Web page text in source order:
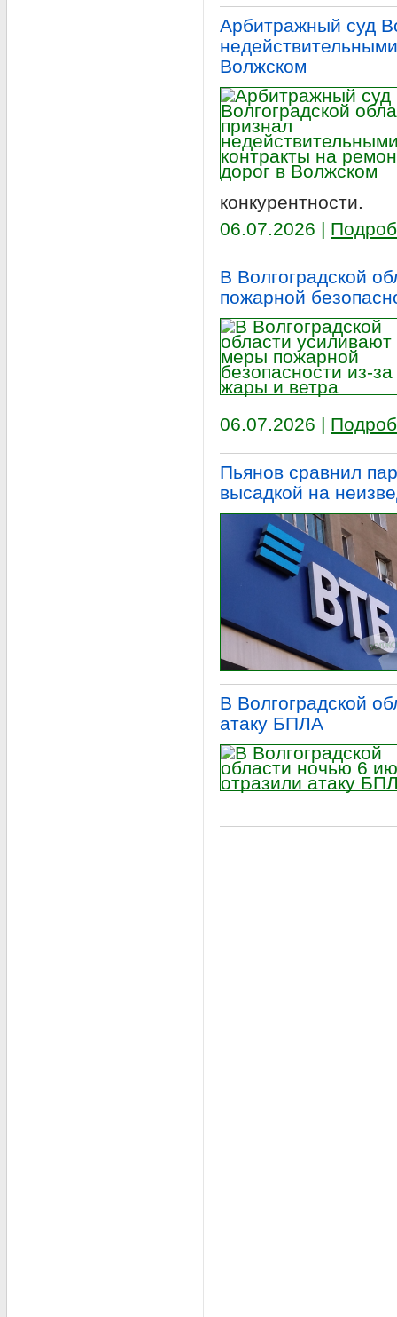
Арбитражный суд
Волжском
конкурентности.
06.07.2026 |
В Волгоградской
пожарной
06.07.2026 |
Пьянов сравнил
высадкой на
В Волгоградской
атаку БПЛА